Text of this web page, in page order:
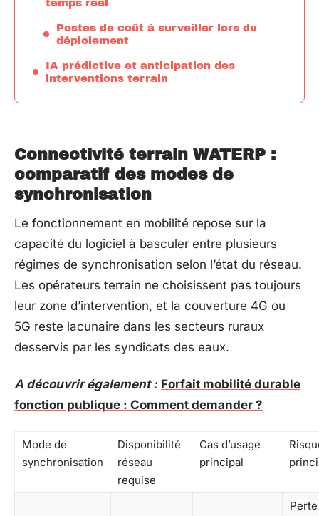
temps réel
Postes de coût à surveiller lors du
déploiement
IA prédictive et anticipation des
interventions terrain
Connectivité terrain WATERP :
comparatif des modes de
synchronisation
Le fonctionnement en mobilité repose sur la
capacité du logiciel à basculer entre plusieurs
régimes de synchronisation selon l’état du réseau.
Les opérateurs terrain ne choisissent pas toujours
leur zone d’intervention, et la couverture 4G ou
5G reste lacunaire dans les secteurs ruraux
desservis par les syndicats des eaux.
A découvrir également : Forfait mobilité durable
fonction publique : Comment demander ?
Mode de
synchronisation
Disponibilité
réseau
requise
Cas d’usage
principal